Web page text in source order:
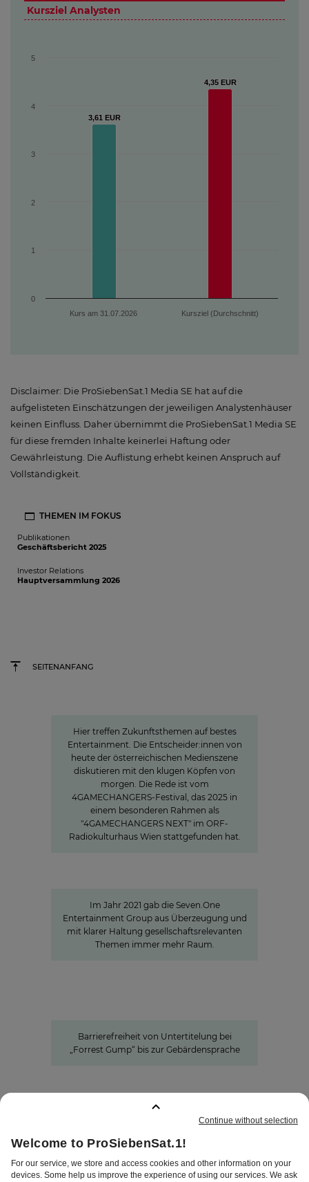
Kursziel Analysten
3,61 EUR
3,61 EUR
4,35 EUR
4,35 EUR
Kurs am 31.07.2026 Kursziel (Durchschnitt)
0
1
2
3
4
5
Disclaimer: Die ProSiebenSat.1 Media SE hat auf die
aufgelisteten Einschätzungen der jeweiligen Analystenhäuser
keinen Einfluss. Daher übernimmt die ProSiebenSat.1 Media SE
für diese fremden Inhalte keinerlei Haftung oder
Gewährleistung. Die Auflistung erhebt keinen Anspruch auf
Vollständigkeit.
THEMEN IM FOKUS
Publikationen
Geschäftsbericht 2025
Investor Relations
Hauptversammlung 2026
SEITENANFANG
Hier treffen Zukunftsthemen auf bestes
Entertainment. Die Entscheider:innen von
heute der österreichischen Medienszene
diskutieren mit den klugen Köpfen von
morgen. Die Rede ist vom
4GAMECHANGERS-Festival, das 2025 in
einem besonderen Rahmen als
"4GAMECHANGERS NEXT" im ORF-
Radiokulturhaus Wien stattgefunden hat.
Im Jahr 2021 gab die Seven.One
Entertainment Group aus Überzeugung und
mit klarer Haltung gesellschaftsrelevanten
Themen immer mehr Raum.
Barrierefreiheit von Untertitelung bei
„Forrest Gump“ bis zur Gebärdensprache
DATENSCHUTZ
AGB
AEB
PRIVATSPHÄRE-